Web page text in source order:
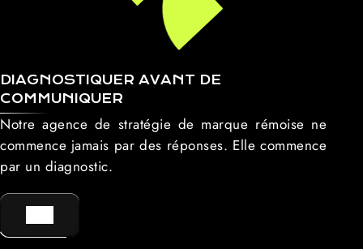
DIAGNOSTIQUER AVANT DE
COMMUNIQUER
Notre agence de stratégie de marque rémoise ne
commence jamais par des réponses. Elle commence
par un diagnostic.